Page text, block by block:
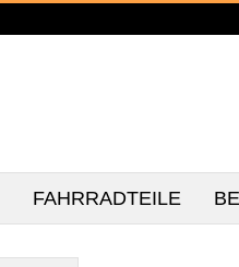
FAHRRADTEILE